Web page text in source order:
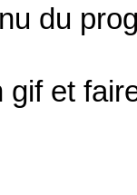
du
gif et